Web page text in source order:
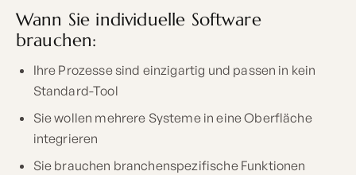
Wann Sie individuelle Software
brauchen:
Ihre Prozesse sind einzigartig und passen in kein
Standard-Tool
Sie wollen mehrere Systeme in eine Oberfläche
integrieren
Sie brauchen branchenspezifische Funktionen